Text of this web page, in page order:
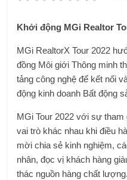
Khởi động MGi Realtor
MGi RealtorX Tour 2022
đồng Môi giới Thông minh
tảng công nghệ để kết nối
động kinh doanh Bất động
MGi Tour 2022 với sự tham
vai trò khác nhau khi điều
mời chia sẻ kinh nghiệm,
nhân, đọc vị khách hàng
thác nguồn hàng chất